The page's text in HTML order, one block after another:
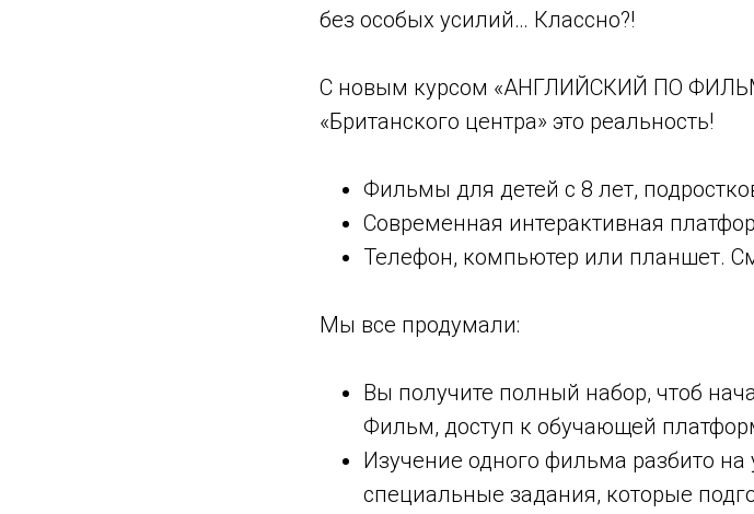
без особых усилий… Классно?!
С новым курсом «АНГЛИЙСКИЙ ПО
«Британского центра» это реальность!
Фильмы для детей с 8 лет,
Современная интерактивная
Телефон, компьютер или планшет.
Мы все продумали:
Вы получите полный набор, чтоб
Фильм, доступ к обучающей
Изучение одного фильма разбито
специальные задания, которые